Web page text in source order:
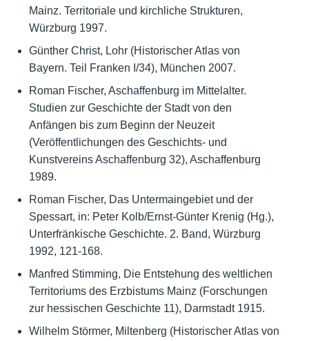
Mainz. Territoriale und kirchliche Strukturen,
Würzburg 1997.
Günther Christ, Lohr (Historischer Atlas von
Bayern. Teil Franken I/34), München 2007.
Roman Fischer, Aschaffenburg im Mittelalter.
Studien zur Geschichte der Stadt von den
Anfängen bis zum Beginn der Neuzeit
(Veröffentlichungen des Geschichts- und
Kunstvereins Aschaffenburg 32), Aschaffenburg
1989.
Roman Fischer, Das Untermaingebiet und der
Spessart, in: Peter Kolb/Ernst-Günter Krenig (Hg.),
Unterfränkische Geschichte. 2. Band, Würzburg
1992, 121-168.
Manfred Stimming, Die Entstehung des weltlichen
Territoriums des Erzbistums Mainz (Forschungen
zur hessischen Geschichte 11), Darmstadt 1915.
Wilhelm Störmer, Miltenberg (Historischer Atlas von